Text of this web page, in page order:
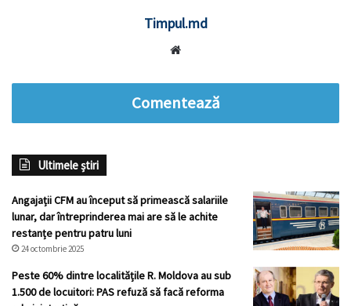
Timpul.md
Comentează
Ultimele știri
Angajații CFM au început să primească salariile
lunar, dar întreprinderea mai are să le achite
restanțe pentru patru luni
24 octombrie 2025
Peste 60% dintre localitățile R. Moldova au sub
1.500 de locuitori: PAS refuză să facă reforma